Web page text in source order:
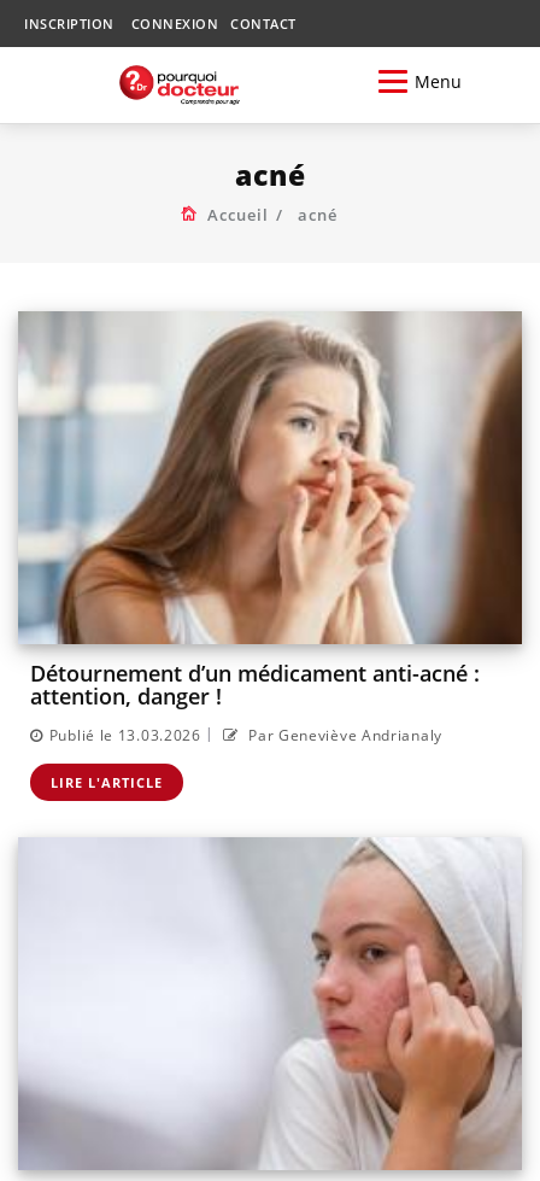
INSCRIPTION CONNEXION CONTACT
Menu
acné
Accueil acné
Détournement d’un médicament anti-acné :
attention, danger !
Publié le 13.03.2026 | Par Geneviève Andrianaly
LIRE L'ARTICLE